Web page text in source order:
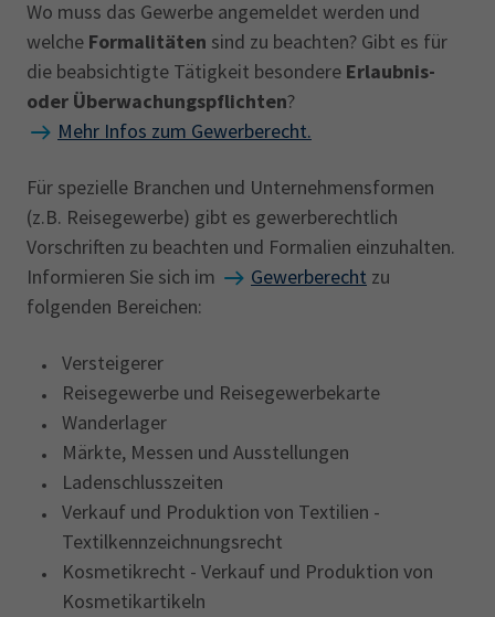
Wo muss das Gewerbe angemeldet werden und
welche Formalitäten sind zu beachten? Gibt es für
die beabsichtigte Tätigkeit besondere Erlaubnis-
oder Überwachungspflichten?
Mehr Infos zum Gewerberecht.
Für spezielle Branchen und Unternehmensformen
(z.B. Reisegewerbe) gibt es gewerberechtlich
Vorschriften zu beachten und Formalien einzuhalten.
Informieren Sie sich im
Gewerberecht zu
folgenden Bereichen:
Versteigerer
Reisegewerbe und Reisegewerbekarte
Wanderlager
Märkte, Messen und Ausstellungen
Ladenschlusszeiten
Verkauf und Produktion von Textilien -
Textilkennzeichnungsrecht
Kosmetikrecht - Verkauf und Produktion von
Kosmetikartikeln